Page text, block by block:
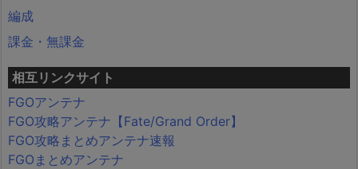
編成
課金・無課金
相互リンクサイト
FGOアンテナ
FGO攻略アンテナ【Fate/Grand Order】
FGO攻略まとめアンテナ速報
FGOまとめアンテナ